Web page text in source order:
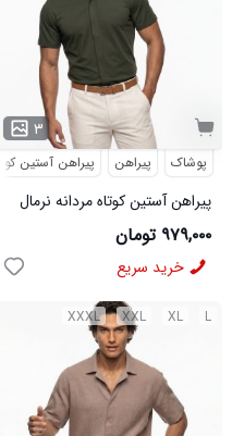
۳
پوشاک پیراهن پیراهن آستین کوتاه
پیراهن آستین کوتاه مردانه نرمال
ساده ویسکوز سبز مدل 50977
۹۷۹,۰۰۰ تومان
خرید سریع
L
XL
XXL
XXXL